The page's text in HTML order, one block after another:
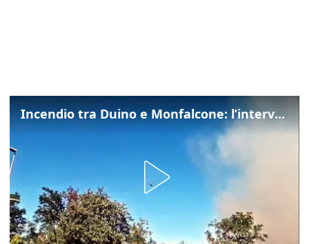
Incendio tra Duino e Monfalcone: l’intervento dei vigili del fuoco